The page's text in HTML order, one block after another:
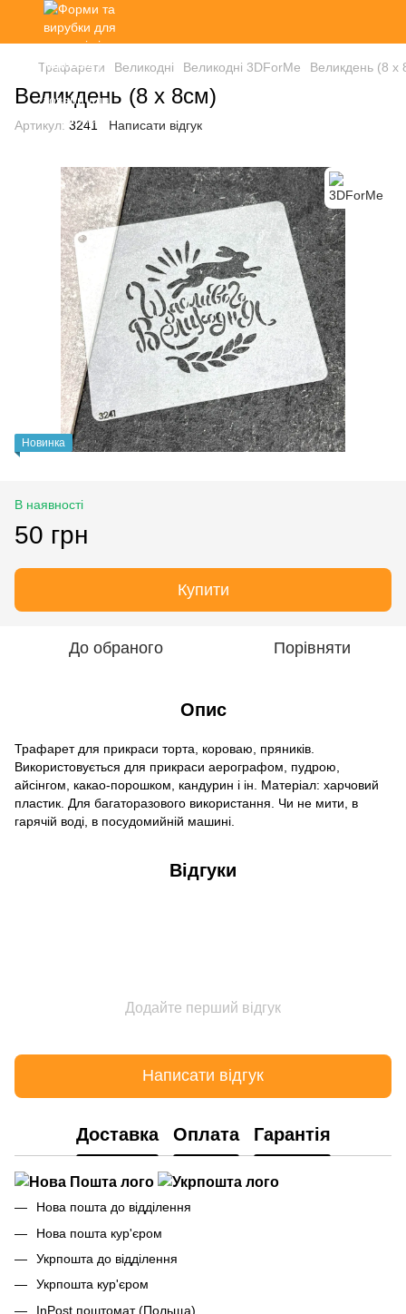
Трафарети Великодні Великодні 3DForMe Великдень (8 х
Великдень (8 х 8см)
Артикул: 3241 Написати відгук
Новинка
В наявності
50 грн
Купити
До обраного Порівняти
Опис
Трафарет для прикраси торта, короваю, пряників.
Використовується для прикраси аерографом, пудрою,
айсінгом, какао-порошком, кандурин і ін. Матеріал: харчовий
пластик. Для багаторазового використання. Чи не мити, в
гарячій воді, в посудомийній машині.
Відгуки
Додайте перший відгук
Написати відгук
Доставка Оплата Гарантія
Нова пошта до відділення
Нова пошта кур'єром
Укрпошта до відділення
Укрпошта кур'єром
InPost поштомат (Польща)